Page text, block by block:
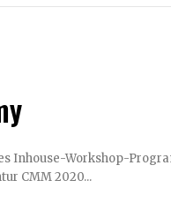
Inhouse-Workshop-
Agentur CMM 2020...